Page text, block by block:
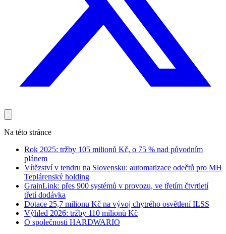
Na této stránce
Rok 2025: tržby 105 milionů Kč, o 75 % nad původním
plánem
Vítězství v tendru na Slovensku: automatizace odečtů pro MH
Teplárenský holding
GrainLink: přes 900 systémů v provozu, ve třetím čtvrtletí
třetí dodávka
Dotace 25,7 milionu Kč na vývoj chytrého osvětlení ILSS
Výhled 2026: tržby 110 milionů Kč
O společnosti HARDWARIO